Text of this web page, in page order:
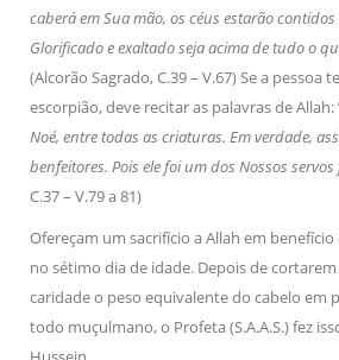
caberá em Sua mão, os céus estarão
Glorificado e exaltado seja acima de tudo o
(Alcorão Sagrado, C.39 – V.67) Se a pessoa
escorpião, deve recitar as palavras de Allah:
Noé, entre todas as criaturas. Em verdade,
benfeitores. Pois ele foi um dos Nossos servos
C.37 – V.79 a 81)
Ofereçam um sacrifício a Allah em
no sétimo dia de idade. Depois de
caridade o peso equivalente do cabelo em
todo muçulmano, o Profeta (S.A.A.S.) fez